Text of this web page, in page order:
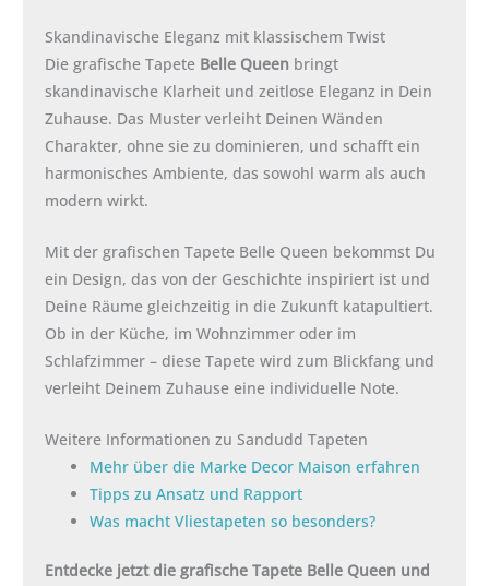
Skandinavische Eleganz mit klassischem Twist
Die grafische Tapete Belle Queen bringt
skandinavische Klarheit und zeitlose Eleganz in Dein
Zuhause. Das Muster verleiht Deinen Wänden
Charakter, ohne sie zu dominieren, und schafft ein
harmonisches Ambiente, das sowohl warm als auch
modern wirkt.
Mit der grafischen Tapete Belle Queen bekommst Du
ein Design, das von der Geschichte inspiriert ist und
Deine Räume gleichzeitig in die Zukunft katapultiert.
Ob in der Küche, im Wohnzimmer oder im
Schlafzimmer – diese Tapete wird zum Blickfang und
verleiht Deinem Zuhause eine individuelle Note.
Weitere Informationen zu Sandudd Tapeten
Mehr über die Marke Decor Maison erfahren
Tipps zu Ansatz und Rapport
Was macht Vliestapeten so besonders?
Entdecke jetzt die grafische Tapete Belle Queen und